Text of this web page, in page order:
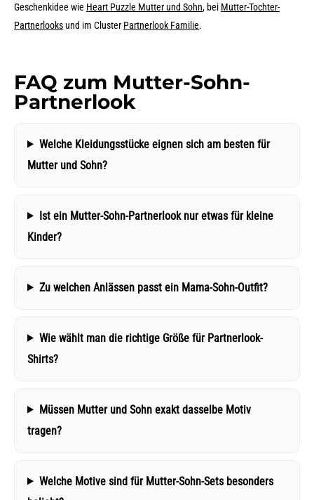
Geschenkidee wie Heart Puzzle Mutter und Sohn, bei Mutter-Tochter-
Partnerlooksund im Cluster Partnerlook Familie.
FAQ zum Mutter-Sohn-
Partnerlook
Welche Kleidungsstücke eignen sich am besten für
Mutter und Sohn?
Ist ein Mutter-Sohn-Partnerlook nur etwas für kleine
Kinder?
Zu welchen Anlässen passt ein Mama-Sohn-Outfit?
Wie wählt man die richtige Größe für Partnerlook-
Shirts?
Müssen Mutter und Sohn exakt dasselbe Motiv
tragen?
Welche Motive sind für Mutter-Sohn-Sets besonders